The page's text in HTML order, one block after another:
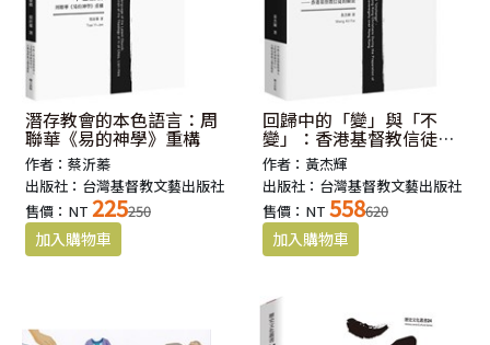
潛存教會的本色語言：周
聯華《易的神學》重構
作者：蔡沂蓁
出版社：台灣基督教文藝出版社
售價：NT 225250
回歸中的「變」與「不
變」：香港基督教信徒的
撕裂
作者：黃杰輝
出版社：台灣基督教文藝出版社
售價：NT 558620